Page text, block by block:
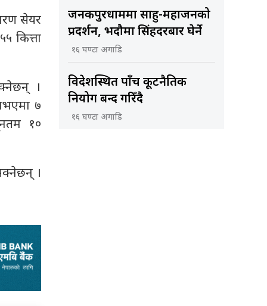
सेयर
कित्ता
।
७
१०
।
जनकपुरधाममा साहु-महाजनको
प्रदर्शन, भदौमा सिंहदरबार घेर्ने
१६ घण्टा अगाडि
विदेशस्थित पाँच कूटनैतिक
नियोग बन्द गरिँदै
१६ घण्टा अगाडि